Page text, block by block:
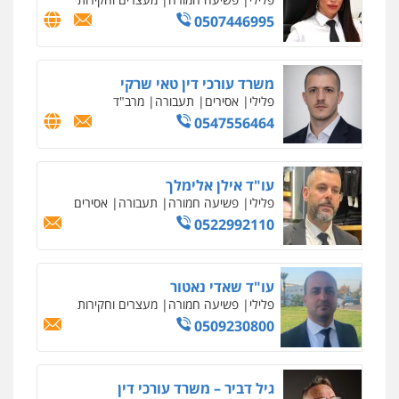
וחקירות
0544723840
עו"ד ראוף נג'אר
פלילי עורכי דין לענייני אסירים מעצרים
סמים רכוש
0548009246
דוד אפרים משרד עורכי דין
פלילי צווארון לבן מס הכנסה מע"מ
0506209859
עדי כרמלי – חברת עו"ד
פלילי כלכלי עורכי דין לענייני אסירים
0525060666
גיא זהבי משרד עורכי דין